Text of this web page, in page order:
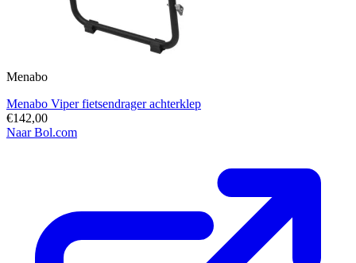
Menabo
Menabo Viper fietsendrager achterklep
€142,00
Naar Bol.com